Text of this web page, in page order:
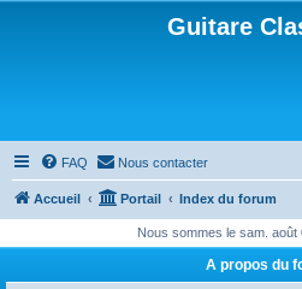
Guitare
FAQ Nous contacter
Accueil Portail Index du forum
Nous sommes le sam. août
A propos du